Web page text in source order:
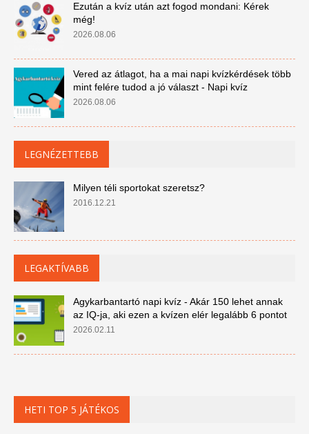
Ezután a kvíz után azt fogod mondani: Kérek
még!
2026.08.06
Vered az átlagot, ha a mai napi kvízkérdések több
mint felére tudod a jó választ - Napi kvíz
2026.08.06
LEGNÉZETTEBB
Milyen téli sportokat szeretsz?
2016.12.21
LEGAKTÍVABB
Agykarbantartó napi kvíz - Akár 150 lehet annak
az IQ-ja, aki ezen a kvízen elér legalább 6 pontot
2026.02.11
HETI TOP 5 JÁTÉKOS